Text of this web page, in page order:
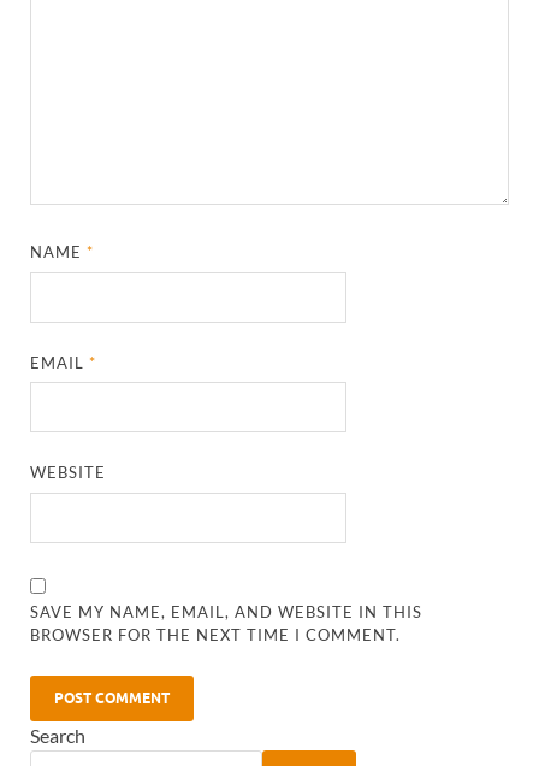
NAME*
EMAIL*
WEBSITE
SAVE MY NAME, EMAIL, AND WEBSITE IN THIS
BROWSER FOR THE NEXT TIME I COMMENT.
Search